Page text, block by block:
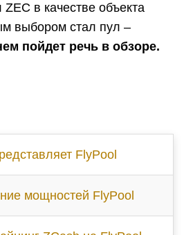
в качестве объекта
выбором стал пул –
пойдет речь в обзоре.
FlyPool
мощностей FlyPool